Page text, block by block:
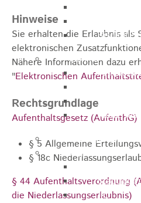
Bischof
Familie
Kinderfest
Ferienprogramm
Jugend
Jugendbüro
JIL
Hinweise
Sie erhalten die Erlaubnis als
elektronischen
Nähere Informationen dazu
"Elektronischen
Rechtsgrundlage
Aufenthaltsgesetz (AufenthG)
§ 5 Allgemeine
§18c
§ 44 Aufenthaltsverordnung
die Niederlassungserlaubnis)